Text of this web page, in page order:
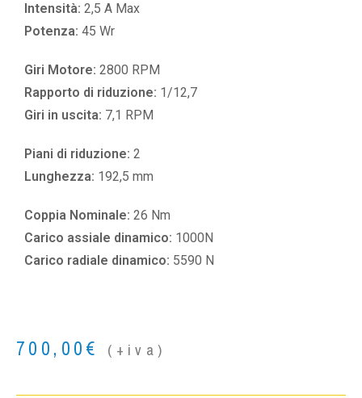
Intensità: 2,5 A Max
Potenza: 45 Wr
Giri Motore: 2800 RPM
Rapporto di riduzione: 1/12,7
Giri in uscita: 7,1 RPM
Piani di riduzione: 2
Lunghezza: 192,5 mm
Coppia Nominale: 26 Nm
Carico assiale dinamico: 1000N
Carico radiale dinamico: 5590 N
700,00€ (+iva)